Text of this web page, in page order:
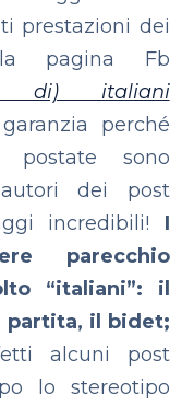
prestazioni dei
pagina Fb
di) italiani
perché
sono
dei post
incredibili!
I
parecchio
“italiani”: il
partita, il bidet;
alcuni post
lo stereotipo